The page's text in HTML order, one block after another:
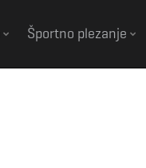
Športno plezanje